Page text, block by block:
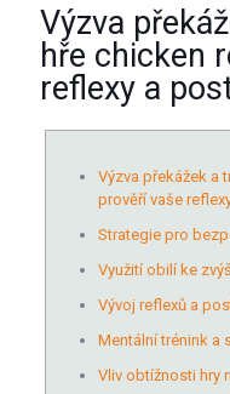
Výzva
hře chicken
reflexy a
Výzva překážek a
prověří vaše
Strategie pro
Využití obilí ke
Vývoj reflexů a
Mentální trénink a
Vliv obtížnosti hry